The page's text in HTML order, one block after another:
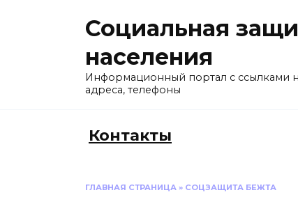
Социальная
населения
Информационный портал с ссылками
адреса, телефоны
Контакты
ГЛАВНАЯ СТРАНИЦА » СОЦЗАЩИТА БЕЖТА